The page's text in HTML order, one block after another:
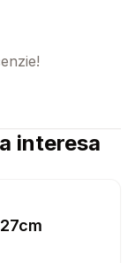
interesa